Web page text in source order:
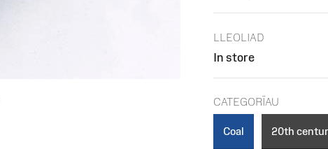
LLEOLIAD
In store
CATEGORÏAU
Coal 20th